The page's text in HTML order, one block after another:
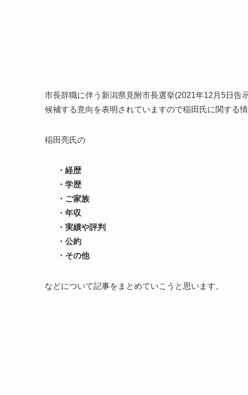
市長辞職に伴う新潟県見附市長選挙(2021年12月5日告
候補する意向を表明されていますので稲田氏に関する
稲田亮氏の
・経歴
・学歴
・ご家族
・年収
・実績や評判
・公約
・その他
などについて記事をまとめていこうと思います。